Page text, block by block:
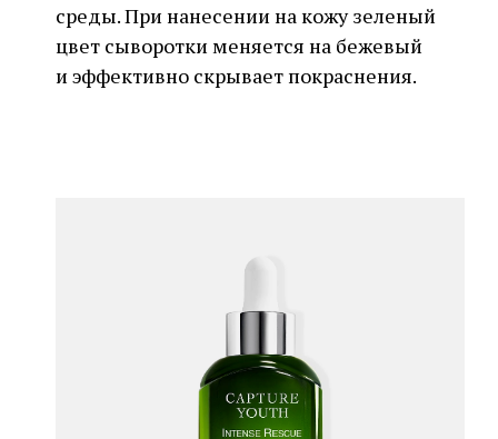
среды. При нанесении на кожу зеленый
цвет сыворотки меняется на бежевый
и эффективно скрывает покраснения.